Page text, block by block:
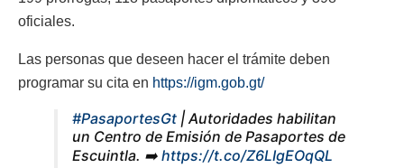
oficiales.
Las personas que deseen hacer el trámite deben
programar su cita en https://igm.gob.gt/
#PasaportesGt | Autoridades habilitan
un Centro de Emisión de Pasaportes de
Escuintla. ➡️ https://t.co/Z6LIgEOqQL